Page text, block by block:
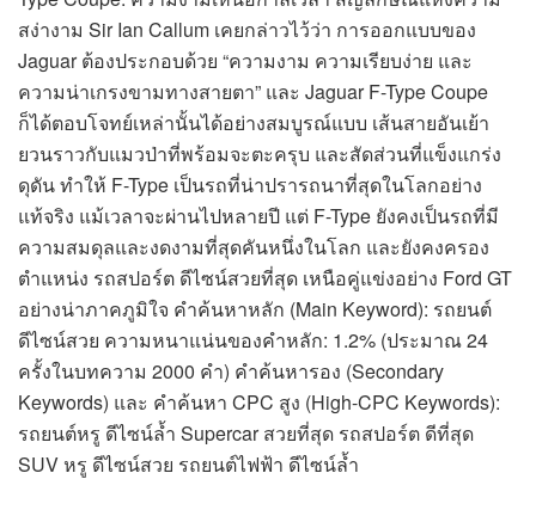
สง่างาม Sir Ian Callum เคยกล่าวไว้ว่า การออกแบบของ
Jaguar ต้องประกอบด้วย “ความงาม ความเรียบง่าย และ
ความน่าเกรงขามทางสายตา” และ Jaguar F-Type Coupe
ก็ได้ตอบโจทย์เหล่านั้นได้อย่างสมบูรณ์แบบ เส้นสายอันเย้า
ยวนราวกับแมวป่าที่พร้อมจะตะครุบ และสัดส่วนที่แข็งแกร่ง
ดุดัน ทำให้ F-Type เป็นรถที่น่าปรารถนาที่สุดในโลกอย่าง
แท้จริง แม้เวลาจะผ่านไปหลายปี แต่ F-Type ยังคงเป็นรถที่มี
ความสมดุลและงดงามที่สุดคันหนึ่งในโลก และยังคงครอง
ตำแหน่ง รถสปอร์ต ดีไซน์สวยที่สุด เหนือคู่แข่งอย่าง Ford GT
อย่างน่าภาคภูมิใจ คำค้นหาหลัก (Main Keyword): รถยนต์
ดีไซน์สวย ความหนาแน่นของคำหลัก: 1.2% (ประมาณ 24
ครั้งในบทความ 2000 คำ) คำค้นหารอง (Secondary
Keywords) และ คำค้นหา CPC สูง (High-CPC Keywords):
รถยนต์หรู ดีไซน์ล้ำ Supercar สวยที่สุด รถสปอร์ต ดีที่สุด
SUV หรู ดีไซน์สวย รถยนต์ไฟฟ้า ดีไซน์ล้ำ